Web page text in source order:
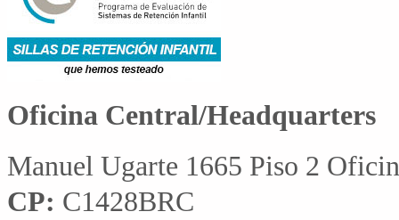
Oficina Central/Headquarters
Manuel Ugarte 1665 Piso 2
CP: C1428BRC